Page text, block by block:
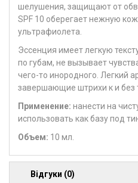
шелушения, защищают от
SPF 10 оберегает нежную
ультрафиолета.
Эссенция имеет легкую
по губам, не вызывает
чего-то инородного. Легкий
завершающие штрихи к и без
Применение: нанести на
использовать как базу под
Объем: 10 мл.
Відгуки (0)